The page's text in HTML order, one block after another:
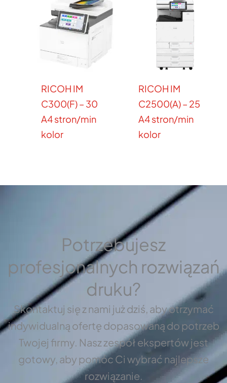
RICOH IM
C300(F) – 30
A4 stron/min
kolor
RICOH IM
C2500(A) – 25
A4 stron/min
kolor
Potrzebujesz
profesjonalnych rozwiązań
druku?
Skontaktuj się z nami już dziś, aby otrzymać
indywidualną ofertę dopasowaną do potrzeb
Twojej firmy. Nasz zespół ekspertów jest
gotowy, aby pomóc Ci wybrać najlepsze
rozwiązanie.